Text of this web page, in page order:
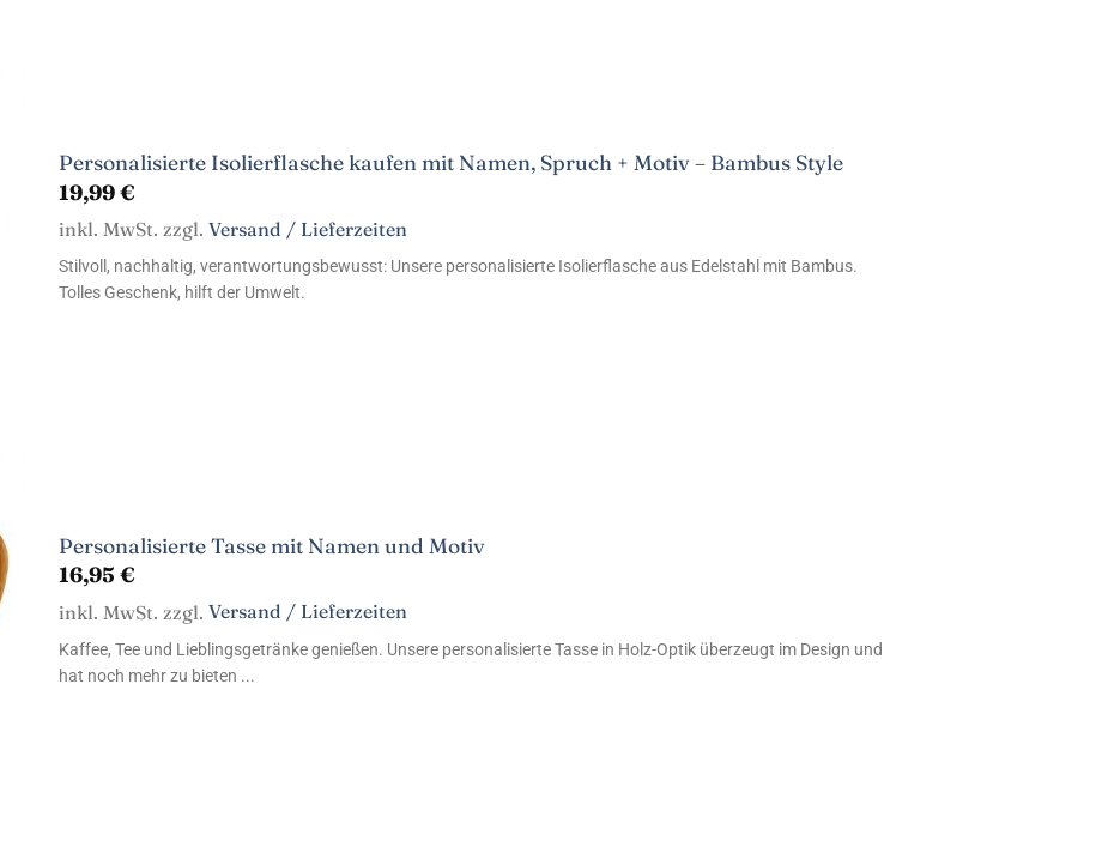
Personalisierte Isolierflasche kaufen mit Namen, Spruch + Motiv – Bambus Style
19,99€
inkl. MwSt. zzgl.Versand / Lieferzeiten
Stilvoll, nachhaltig, verantwortungsbewusst: Unsere personalisierte Isolierflasche aus Edelstahl mit Bambus.
Tolles Geschenk, hilft der Umwelt.
Personalisierte Tasse mit Namen und Motiv
16,95€
inkl. MwSt. zzgl.Versand / Lieferzeiten
Kaffee, Tee und Lieblingsgetränke genießen. Unsere personalisierte Tasse in Holz-Optik überzeugt im Design und
hat noch mehr zu bieten ...